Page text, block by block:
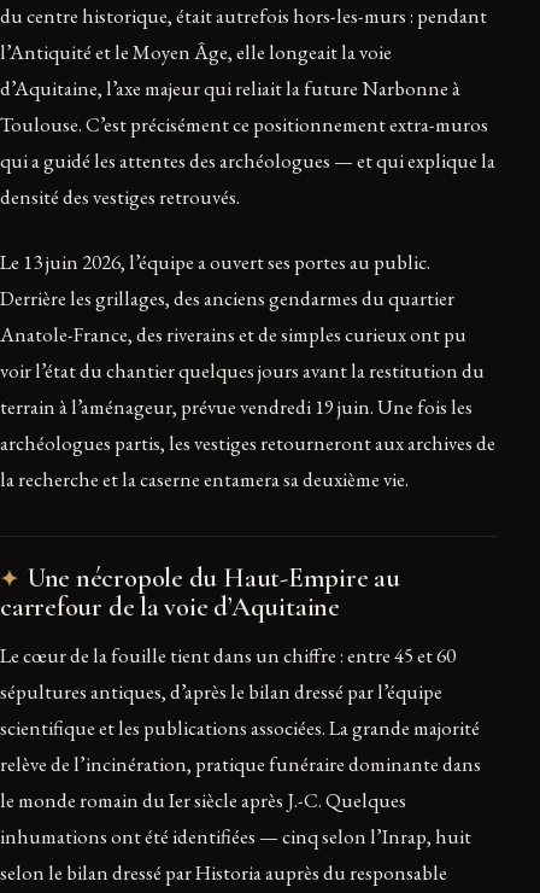
du centre historique, était autrefois hors-les-murs : pendant
l’Antiquité et le Moyen Âge, elle longeait la voie
d’Aquitaine, l’axe majeur qui reliait la future Narbonne à
Toulouse. C’est précisément ce positionnement extra-muros
qui a guidé les attentes des archéologues — et qui explique la
densité des vestiges retrouvés.
Le 13 juin 2026, l’équipe a ouvert ses portes au public.
Derrière les grillages, des anciens gendarmes du quartier
Anatole-France, des riverains et de simples curieux ont pu
voir l’état du chantier quelques jours avant la restitution du
terrain à l’aménageur, prévue vendredi 19 juin. Une fois les
archéologues partis, les vestiges retourneront aux archives de
la recherche et la caserne entamera sa deuxième vie.
Une nécropole du Haut-Empire au
carrefour de la voie d’Aquitaine
Le cœur de la fouille tient dans un chiffre : entre 45 et 60
sépultures antiques, d’après le bilan dressé par l’équipe
scientifique et les publications associées. La grande majorité
relève de l’incinération, pratique funéraire dominante dans
le monde romain du Ier siècle après J.-C. Quelques
inhumations ont été identifiées — cinq selon l’Inrap, huit
selon le bilan dressé par Historia auprès du responsable